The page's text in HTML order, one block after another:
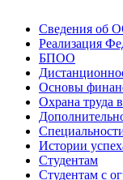
Сведения об
Реализация
БПОО
Основы
Охрана труда
Истории
Студентам
Студентам с